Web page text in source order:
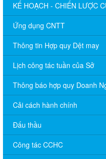
KẾ HOẠCH - CHIẾN LƯỢC
Ứng dụng CNTT
Thông tin Hợp quy Dệt may
Lịch công tác tuần của Sở
Thông báo hợp quy Doanh
Cải cách hành chính
Đấu thầu
Công tác CCHC